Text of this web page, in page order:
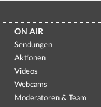
ON AIR
Sendungen
Aktionen
Videos
Webcams
Moderatoren & Team